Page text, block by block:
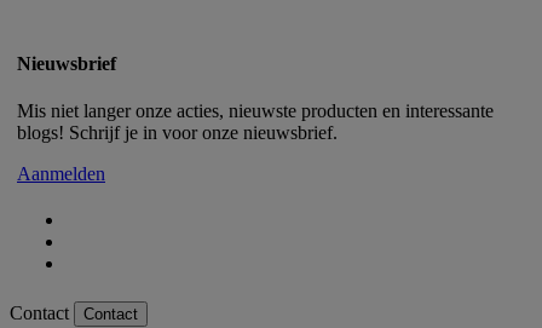
Nieuwsbrief
Mis niet langer onze acties, nieuwste producten en interessante
blogs! Schrijf je in voor onze nieuwsbrief.
Aanmelden
Contact Contact